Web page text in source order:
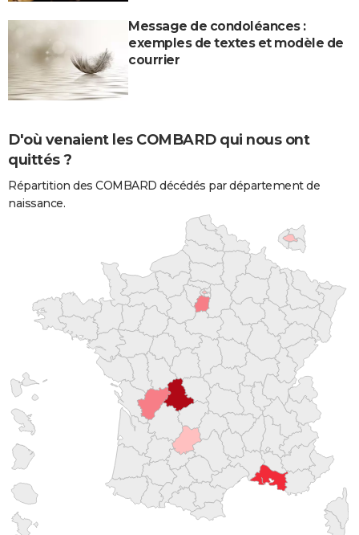
Message de condoléances :
exemples de textes et modèle de
courrier
D'où venaient les COMBARD qui nous ont
quittés ?
Répartition des COMBARD décédés par département de
naissance.